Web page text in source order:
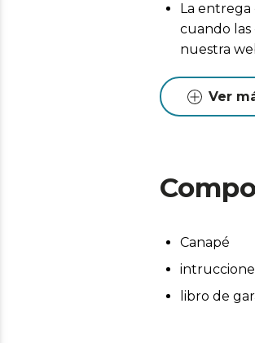
La
cuando las
nuestra
Pueden
Estas
Ver
Canapé
libro de